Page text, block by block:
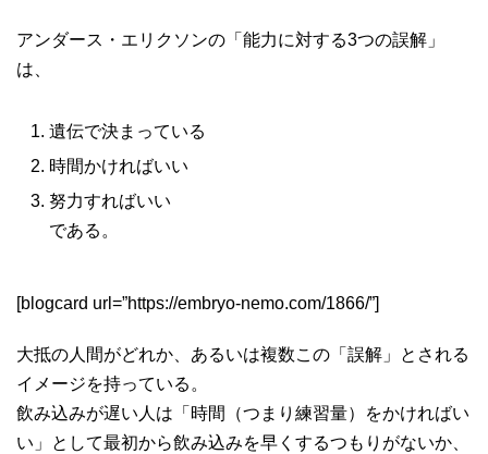
アンダース・エリクソンの「能力に対する3つの誤解」
は、
遺伝で決まっている
時間かければいい
努力すればいい
である。
[blogcard url=”https://embryo-nemo.com/1866/”]
大抵の人間がどれか、あるいは複数この「誤解」とされる
イメージを持っている。
飲み込みが遅い人は「時間（つまり練習量）をかければい
い」として最初から飲み込みを早くするつもりがないか、